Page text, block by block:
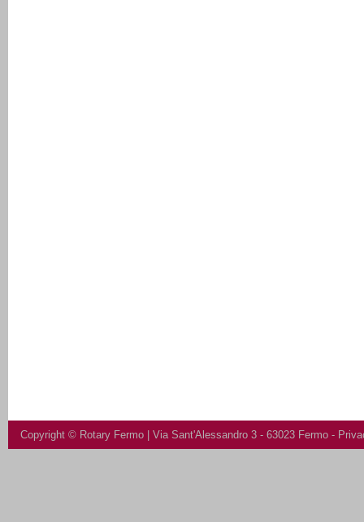
Copyright © Rotary Fermo | Via Sant'Alessandro 3 - 63023 Fermo -